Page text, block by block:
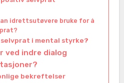
idrettsutøvere bruke for å
i mental styrke?
ved indre dialog
bekreftelser